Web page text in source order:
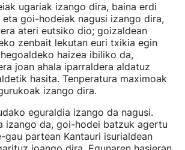
ugariak izango dira, baina erdi
goi-hodeiak nagusi izango dira,
ateri eutsiko dio; goizaldean
zenbait lekutan euri txikia egin
haizea ibiliko da,
joan ahala iparraldera aldatuz
hasita. Tenperatura maximoak
izango dira.
eguraldia izango da nagusi.
izango da, goi-hodei batzuk agertu
gau partean Kantauri isurialdean